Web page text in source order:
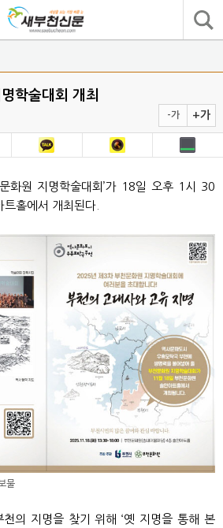
학술대회 개최
-가 +가
화원 지명학술대회’가 18일 오후 1시 30
홀에서 개최된다.
물
의 지명을 찾기 위해 ‘옛 지명을 통해 본